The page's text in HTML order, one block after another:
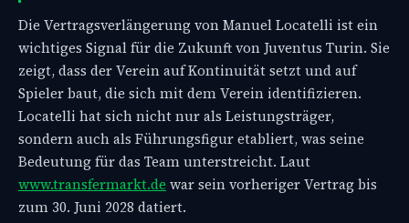
Die Vertragsverlängerung von Manuel Locatelli ist ein
wichtiges Signal für die Zukunft von Juventus Turin. Sie
zeigt, dass der Verein auf Kontinuität setzt und auf
Spieler baut, die sich mit dem Verein identifizieren.
Locatelli hat sich nicht nur als Leistungsträger,
sondern auch als Führungsfigur etabliert, was seine
Bedeutung für das Team unterstreicht. Laut
www.transfermarkt.de war sein vorheriger Vertrag bis
zum 30. Juni 2028 datiert.